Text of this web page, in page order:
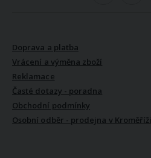
Doprava a platba
Vrácení a výměna zboží
Reklamace
Časté dotazy - poradna
Obchodní podmínky
Osobní odběr - prodejna v Kroměříži